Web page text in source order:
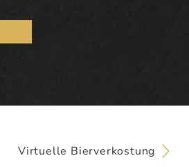
Virtuelle Bierverkostung